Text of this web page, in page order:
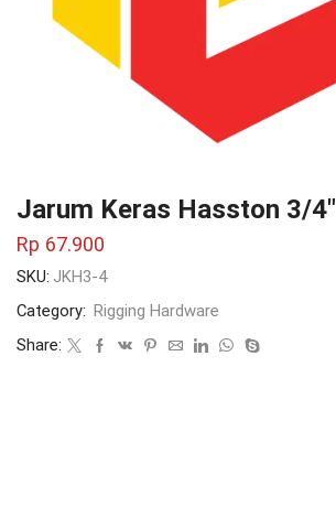
Jarum Keras Hasston 3/4″
Rp 67.900
SKU: JKH3-4
Category: Rigging Hardware
Share: